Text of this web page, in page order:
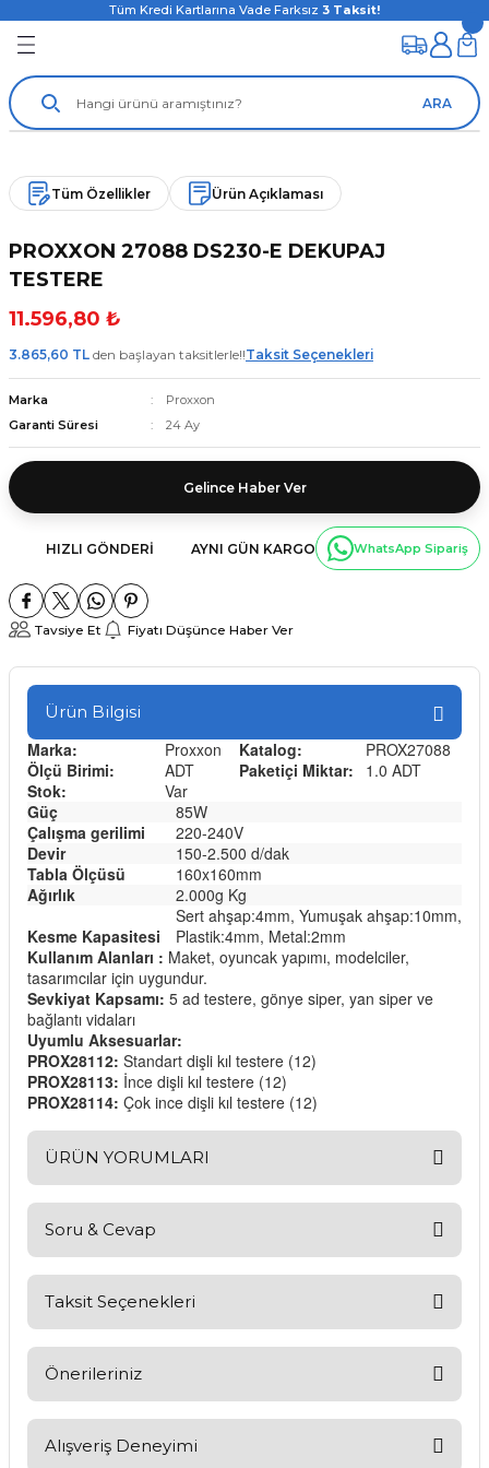
Tüm Kredi Kartlarına Vade Farksız 3 Taksit!
ARA
Tüm Özellikler Ürün Açıklaması
PROXXON 27088 DS230-E DEKUPAJ
TESTERE
11.596,80 ₺
3.865,60 TL den başlayan taksitlerle!!Taksit Seçenekleri
Marka
Proxxon
Garanti Süresi
24 Ay
Gelince Haber Ver
HIZLI GÖNDERI AYNI GÜN KARGO WhatsApp Sipariş
Tavsiye Et Fiyatı Düşünce Haber Ver
Ürün Bilgisi
Marka: Proxxon Katalog:
PROX27088
Ölçü Birimi:
ADT Paketiçi Miktar:
1.0 ADT
Stok:
Var
Güç
85W
Çalışma gerilimi
220-240V
Devir
150-2.500 d/dak
Tabla Ölçüsü
160x160mm
Ağırlık
2.000g Kg
Kesme Kapasitesi
Sert ahşap:4mm, Yumuşak ahşap:10mm,
Plastik:4mm, Metal:2mm
Kullanım Alanları : Maket, oyuncak yapımı, modelciler,
tasarımcılar için uygundur.
Sevkiyat Kapsamı: 5 ad testere, gönye siper, yan siper ve
bağlantı vidaları
Uyumlu Aksesuarlar:
PROX28112: Standart dişli kıl testere (12)
PROX28113: İnce dişli kıl testere (12)
PROX28114: Çok ince dişli kıl testere (12)
ÜRÜN YORUMLARI
Bu ürüne ilk yorumu siz yapın!
Soru & Cevap
Ürün hakkında henüz soru sorulmamış.
Taksit Seçenekleri
Önerileriniz
kullanarak tarafımıza iletebilirsiniz.
Alışveriş Deneyimi